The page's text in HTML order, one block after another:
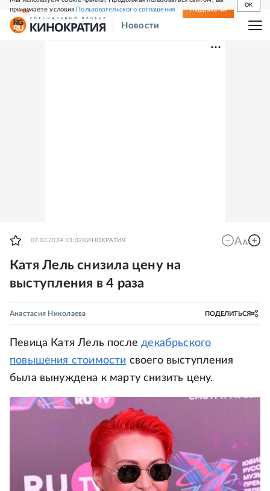
принимаете условияПользовательского соглашения
OK
СВЕЖИЙ НОМЕР ПОДПИСКА
Новости
07.03.2024 13:32 КИНОКРАТИЯ
Катя Лель снизила цену на
выступления в 4 раза
Анастасия Николаева ПОДЕЛИТЬСЯ
Певица Катя Лель последекабрьского
повышения стоимости своего выступления
была вынуждена к марту снизить цену.